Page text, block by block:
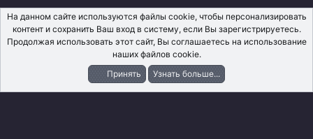
Что Нового? Вход Регистрация
На данном сайте используются файлы cookie, чтобы персонализировать
контент и сохранить Ваш вход в систему, если Вы зарегистрируетесь.
Продолжая использовать этот сайт, Вы соглашаетесь на использование
наших файлов cookie.
Принять
Узнать больше...